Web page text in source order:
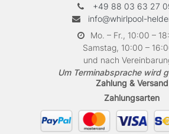
+49 88 03 63 27
info@whirlpool-
Mo. – Fr., 10:00 –
Samstag, 10:00 –
und nach
Um Terminabsprache wird
Zahlung & Versand
Zahlungsarten